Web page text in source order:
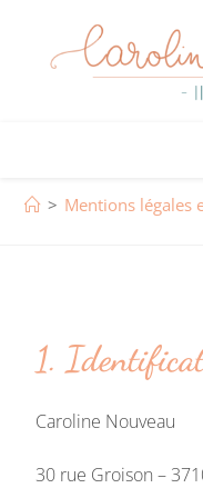
> Mentions légales
1.
Caroline Nouveau
30 rue Groison –